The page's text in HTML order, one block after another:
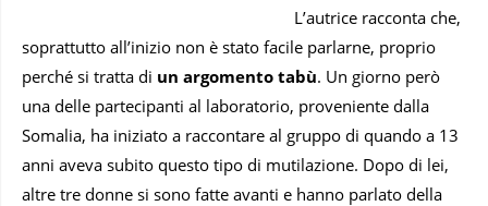
L’autrice racconta che,
soprattutto all’inizio non è stato facile parlarne, proprio
perché si tratta di un argomento tabù. Un giorno però
una delle partecipanti al laboratorio, proveniente dalla
Somalia, ha iniziato a raccontare al gruppo di quando a 13
anni aveva subito questo tipo di mutilazione. Dopo di lei,
altre tre donne si sono fatte avanti e hanno parlato della